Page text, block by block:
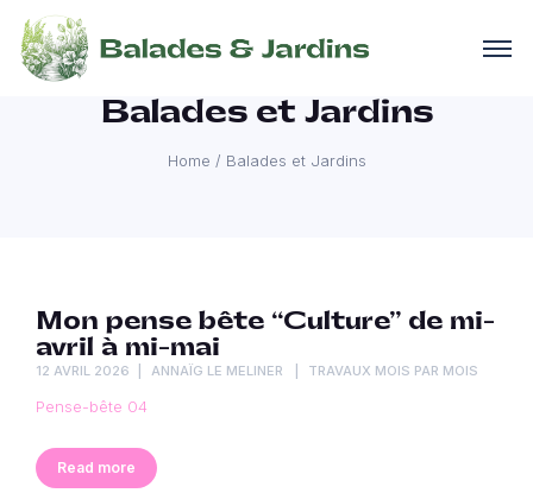
Balades et Jardins
Home / Balades et Jardins
Mon pense bête “Culture” de mi-
avril à mi-mai
12 AVRIL 2026 ANNAÏG LE MELINER TRAVAUX MOIS PAR MOIS
Pense-bête 04
Read more